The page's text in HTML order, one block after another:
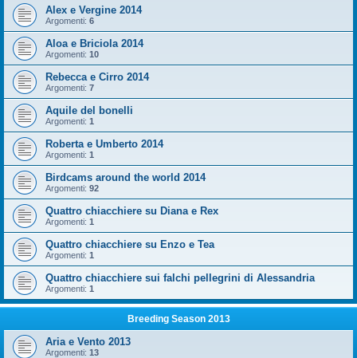
Alex e Vergine 2014
Argomenti: 6
Aloa e Briciola 2014
Argomenti: 10
Rebecca e Cirro 2014
Argomenti: 7
Aquile del bonelli
Argomenti: 1
Roberta e Umberto 2014
Argomenti: 1
Birdcams around the world 2014
Argomenti: 92
Quattro chiacchiere su Diana e Rex
Argomenti: 1
Quattro chiacchiere su Enzo e Tea
Argomenti: 1
Quattro chiacchiere sui falchi pellegrini di Alessandria
Argomenti: 1
Breeding Season 2013
Aria e Vento 2013
Argomenti: 13